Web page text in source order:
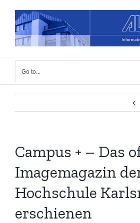
content
Go to...
Campus + – Das
Imagemagazin
Hochschule
erschienen